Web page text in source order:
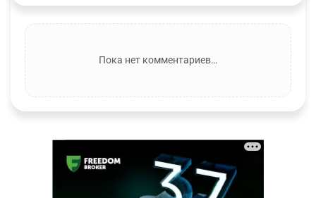
Пока нет комментариев…